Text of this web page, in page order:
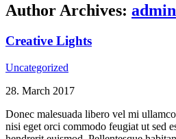
Author Archives: admin
Creative Lights
Uncategorized
28. March 2017
Donec malesuada libero vel mi
nisi eget orci commodo feugiat ut sed